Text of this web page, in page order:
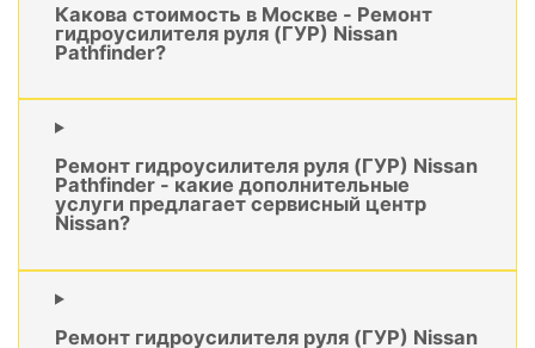
Какова стоимость в Москве - Ремонт
гидроусилителя руля (ГУР) Nissan
Pathfinder?
Ремонт гидроусилителя руля (ГУР) Nissan
Pathfinder - какие дополнительные
услуги предлагает сервисный центр
Nissan?
Ремонт гидроусилителя руля (ГУР) Nissan